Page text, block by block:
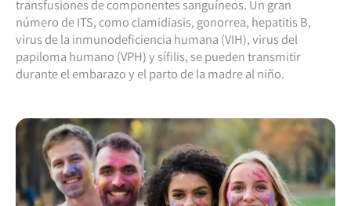
transfusiones de componentes sanguíneos. Un gran
número de ITS, como clamidiasis, gonorrea, hepatitis B,
virus de la inmunodeficiencia humana (VIH), virus del
papiloma humano (VPH) y sífilis, se pueden transmitir
durante el embarazo y el parto de la madre al niño.